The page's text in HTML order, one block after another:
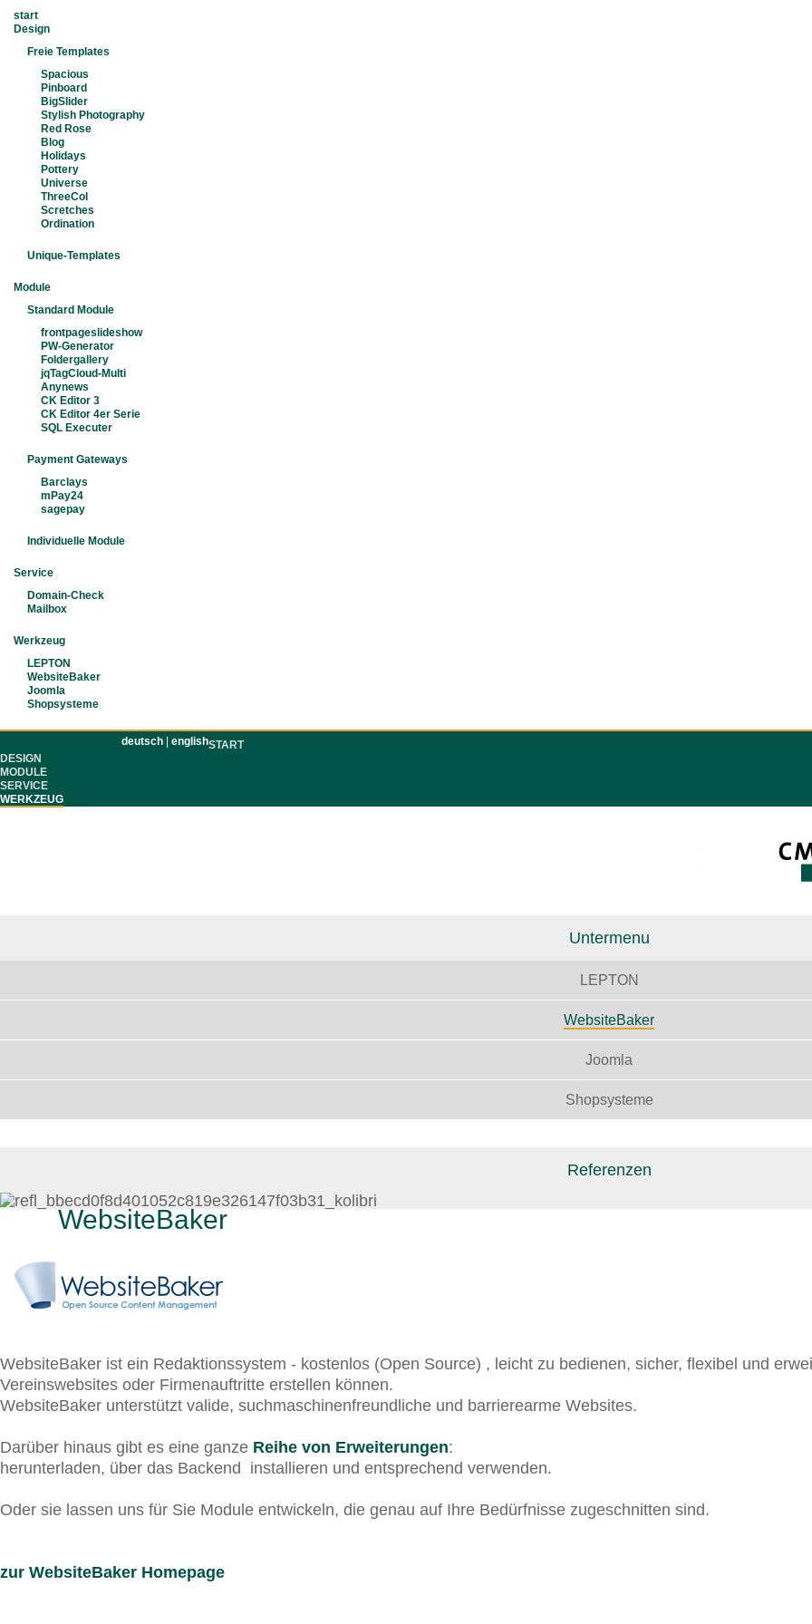
start
Design
Freie Templates
Spacious
Pinboard
BigSlider
Stylish Photography
Red Rose
Blog
Holidays
Pottery
Universe
ThreeCol
Scretches
Ordination
Unique-Templates
Module
Standard Module
frontpageslideshow
PW-Generator
Foldergallery
jqTagCloud-Multi
Anynews
CK Editor 3
CK Editor 4er Serie
SQL Executer
Payment Gateways
Barclays
mPay24
sagepay
Individuelle Module
Service
Domain-Check
Mailbox
Werkzeug
LEPTON
WebsiteBaker
Joomla
Shopsysteme
deutsch |englishSTART
DESIGN
MODULE
SERVICE
WERKZEUG
Untermenu
LEPTON
WebsiteBaker
Joomla
Shopsysteme
Referenzen
WebsiteBaker
WebsiteBaker ist ein Redaktionssystem - kostenlos (Open Source) , leicht zu bedienen, sicher, flexibel und
Vereinswebsites oder Firmenauftritte erstellen können.
WebsiteBaker unterstützt valide, suchmaschinenfreundliche und barrierearme Websites.
Darüber hinaus gibt es eine ganze Reihe von Erweiterungen:
herunterladen, über das Backend installieren und entsprechend verwenden.
Oder sie lassen uns für Sie Module entwickeln, die genau auf Ihre Bedürfnisse zugeschnitten sind.
zur WebsiteBaker Homepage